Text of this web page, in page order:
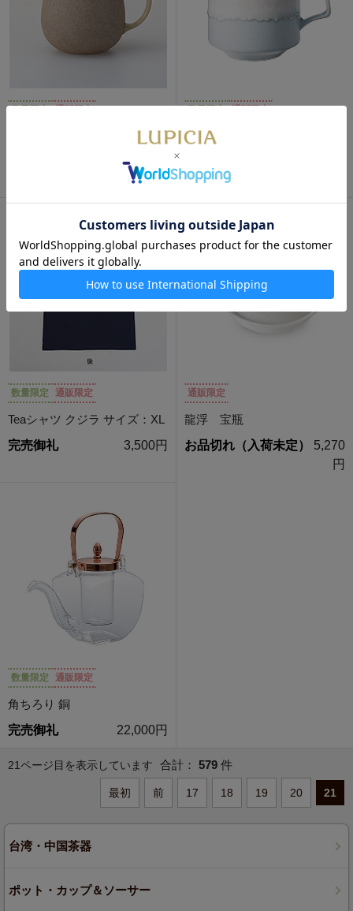
3,300円
美濃焼 スタックマグ ピンク＆
完売御礼
数量限定 通販限定
Teaシャツ クジラ サイズ：XL
完売御礼
3,500円
通販限定
龍浮 宝瓶
お品切れ（入荷未定）
5,270
円
数量限定 通販限定
角ちろり 銅
完売御礼
22,000円
21ページ目を表示しています 合計： 579 件
最初 前 17 18 19 20 21
台湾・中国茶器
ポット・カップ＆ソーサー